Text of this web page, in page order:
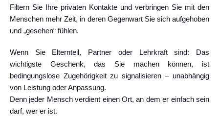
Filtern Sie Ihre privaten Kontakte und verbringen Sie mit den
Menschen mehr Zeit, in deren Gegenwart Sie sich aufgehoben
und „gesehen“ fühlen.
Wenn Sie Elternteil, Partner oder Lehrkraft sind: Das
wichtigste Geschenk, das Sie machen können, ist
bedingungslose Zugehörigkeit zu signalisieren – unabhängig
von Leistung oder Anpassung.
Denn jeder Mensch verdient einen Ort, an dem er einfach sein
darf, wer er ist.